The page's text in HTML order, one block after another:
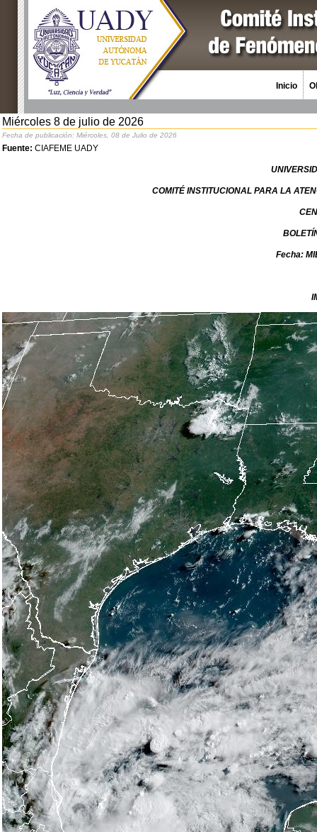
Inicio
Miércoles 8 de julio de 2026
Fecha de publicación: Miércoles, 08 de Julio de 2026
Fuente: CIAFEME UADY
COMITÉ INSTITUCIONAL PARA LA
Fecha: